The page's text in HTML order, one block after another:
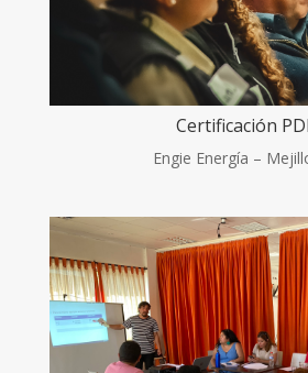
Certificación
Engie Energía –